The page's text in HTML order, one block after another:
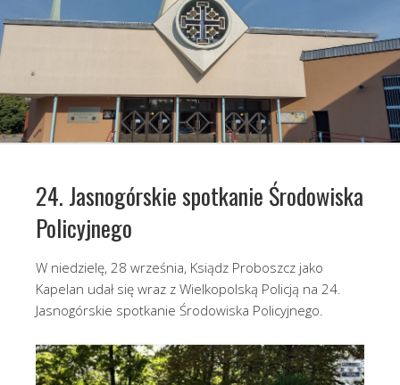
24. Jasnogórskie spotkanie Środowiska
Policyjnego
W niedzielę, 28 września, Ksiądz Proboszcz jako
Kapelan udał się wraz z Wielkopolską Policją na 24.
Jasnogórskie spotkanie Środowiska Policyjnego.